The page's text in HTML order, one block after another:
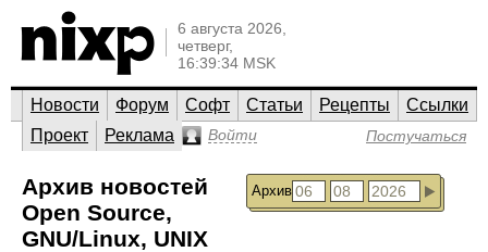
6 августа 2026,
четверг,
16:39:34 MSK
Новости Форум Софт Статьи Рецепты
Ссылки
Проект
Реклама Войти Постучаться
Архив
Архив новостей
Open Source,
GNU/Linux, UNIX